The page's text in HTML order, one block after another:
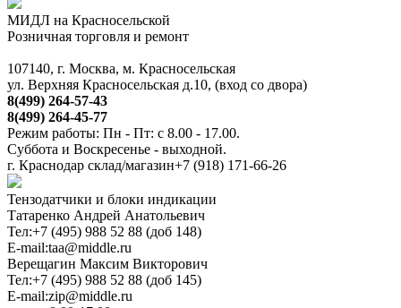
МИДЛ на Красносельской
Розничная торговля и ремонт
107140, г. Москва, м. Красносельская
ул. Верхняя Красносельская д.10, (вход со двора)
8(499) 264-57-43
8(499) 264-45-77
Режим работы: Пн - Пт: с 8.00 - 17.00.
Суббота и Воскресенье - выходной.
г. Краснодар склад/магазин+7 (918) 171-66-26
Тензодатчики и блоки индикации
Татаренко Андрей Анатольевич
Тел:+7 (495) 988 52 88 (доб 148)
E-mail:taa@middle.ru
Верещагин Максим Викторович
Тел:+7 (495) 988 52 88 (доб 145)
E-mail:zip@middle.ru